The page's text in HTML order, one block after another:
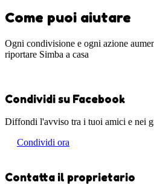
Come puoi aiutare
Ogni condivisione e ogni azione
riportare Simba a casa
Condividi su Facebook
Diffondi l'avviso tra i tuoi amici e nei
Condividi ora
Contatta il proprietario